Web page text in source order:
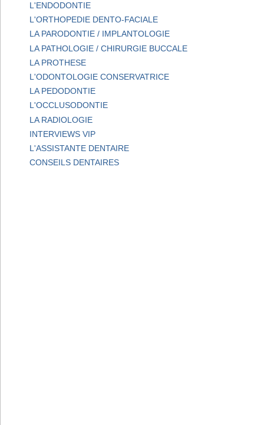
L'ENDODONTIE
L'ORTHOPEDIE DENTO-FACIALE
LA PARODONTIE / IMPLANTOLOGIE
LA PATHOLOGIE / CHIRURGIE BUCCALE
LA PROTHESE
L'ODONTOLOGIE CONSERVATRICE
LA PEDODONTIE
L'OCCLUSODONTIE
LA RADIOLOGIE
INTERVIEWS VIP
L'ASSISTANTE DENTAIRE
CONSEILS DENTAIRES